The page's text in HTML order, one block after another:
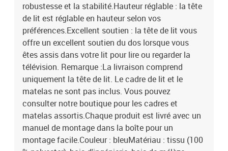
robustesse et la stabilité.Hauteur réglable : la tête
de lit est réglable en hauteur selon vos
préférences.Excellent soutien : la tête de lit vous
offre un excellent soutien du dos lorsque vous
êtes assis dans votre lit pour lire ou regarder la
télévision. Remarque :La livraison comprend
uniquement la tête de lit. Le cadre de lit et le
matelas ne sont pas inclus. Vous pouvez
consulter notre boutique pour les cadres et
matelas assortis.Chaque produit est livré avec un
manuel de montage dans la boîte pour un
montage facile.Couleur : bleuMatériau : tissu (100